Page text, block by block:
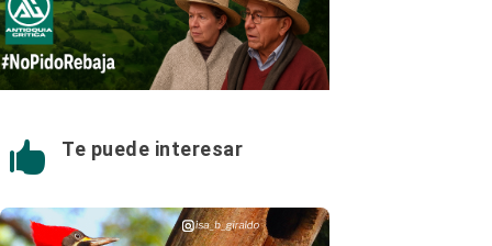
 Te puede interesar